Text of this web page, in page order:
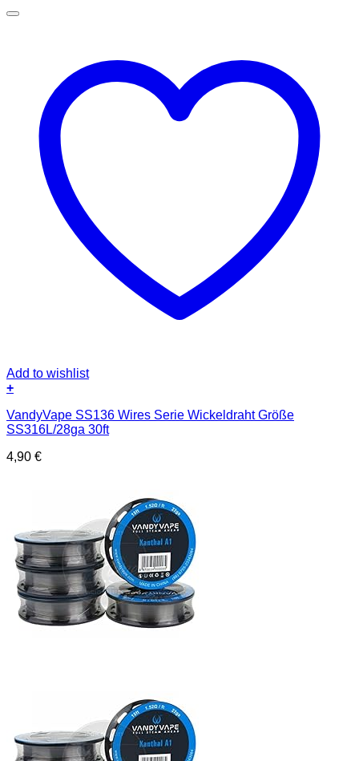
Add to wishlist
+
VandyVape SS136 Wires Serie Wickeldraht Größe
SS316L/28ga 30ft
4,90 €